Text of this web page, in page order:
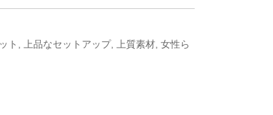
ト 上品なセットアップ, 上質素材, 女性ら